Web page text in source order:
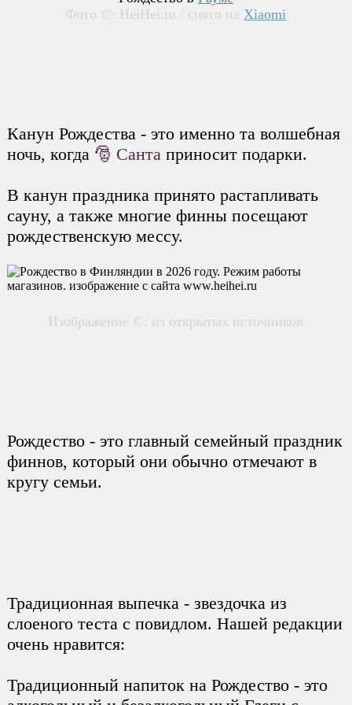
Фото ©: HeiHei.ru / снято наXiaomi
Канун Рождества - это именно та волшебная
ночь, когда 🎅 Санта приносит подарки.
В канун праздника принято растапливать
сауну, а также многие финны посещают
рождественскую мессу.
Изображение ©: из открытых источников
Рождество - это главный семейный праздник
финнов, который они обычно отмечают в
кругу семьи.
Традиционная выпечка - звездочка из
слоеного теста с повидлом. Нашей редакции
очень нравится:
Традиционный напиток на Рождество - это